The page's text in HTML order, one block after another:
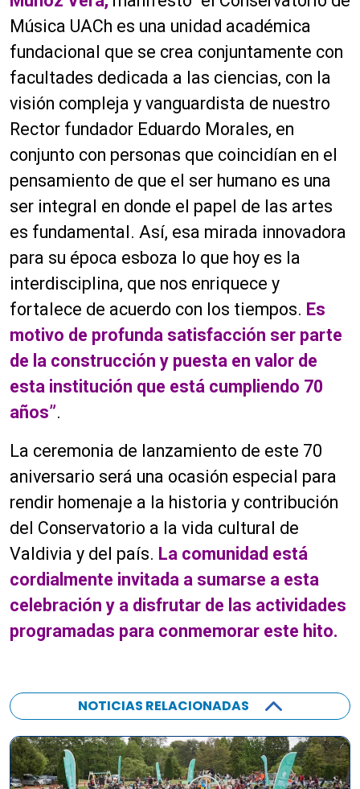
Música UACh es una unidad académica
fundacional que se crea conjuntamente con
facultades dedicada a las ciencias, con la
visión compleja y vanguardista de nuestro
Rector fundador Eduardo Morales, en
conjunto con personas que coincidían en el
pensamiento de que el ser humano es una
ser integral en donde el papel de las artes
es fundamental. Así, esa mirada innovadora
para su época esboza lo que hoy es la
interdisciplina, que nos enriquece y
fortalece de acuerdo con los tiempos. Es
motivo de profunda satisfacción ser parte
de la construcción y puesta en valor de
esta institución que está cumpliendo 70
años”.
La ceremonia de lanzamiento de este 70
aniversario será una ocasión especial para
rendir homenaje a la historia y contribución
del Conservatorio a la vida cultural de
Valdivia y del país. La comunidad está
cordialmente invitada a sumarse a esta
celebración y a disfrutar de las actividades
programadas para conmemorar este hito.
NOTICIAS RELACIONADAS